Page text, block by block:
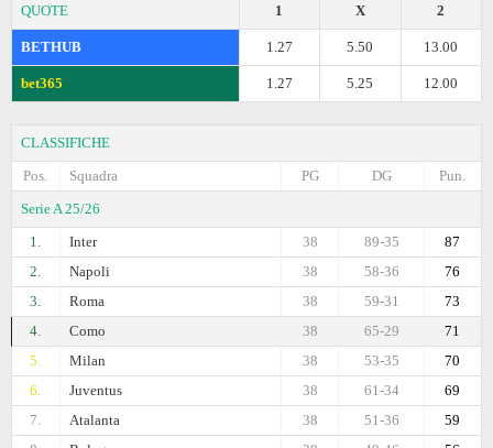
QUOTE 2
X
1
BETHUB 13.00
5.50
1.27
bet365 12.00
5.25
1.27
CLASSIFICHE
Pos.
Squadra Pun.
DG
PG
Serie A 25/26
1.
Inter 87
89-35
38
2.
Napoli 76
58-36
38
3.
Roma 73
59-31
38
4.
Como 71
65-29
38
5.
Milan 70
53-35
38
6.
Juventus 69
61-34
38
7.
Atalanta 59
51-36
38